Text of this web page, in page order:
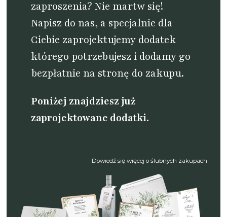
zaproszenia? Nie martw się!
Napisz do nas, a specjalnie dla
Ciebie zaprojektujemy dodatek
którego potrzebujesz i dodamy go
bezpłatnie na stronę do zakupu.
Poniżej znajdziesz już
zaprojektowane dodatki.
Dowiedź się więcej o ślubnych zakupach